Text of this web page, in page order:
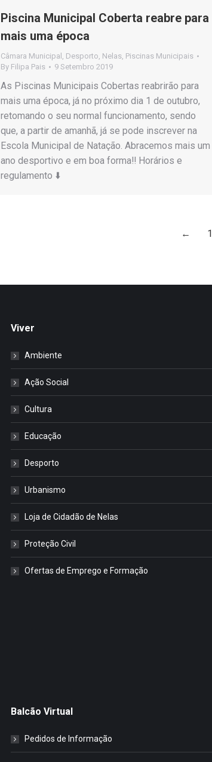
Piscina Municipal Coberta reabre para
mais uma época
Câmara Municipal , Desporto, Nelas, Piscinas Municipais
By Filipa Pais 9 Setembro 2019
As Piscinas Municipais Cobertas reabrirão para
mais uma época, já no próximo dia 1 de outubro,
retomando o seu normal funcionamento, sendo
que, a partir de amanhã, já se pode inscrever na
Escola Municipal de Natação. Abracemos mais um
ano desportivo e em boa forma‼️ Horários e
regulamento ⬇️
← 1
Viver
Ambiente
Ação Social
Cultura
Educação
Desporto
Urbanismo
Loja de Cidadão de Nelas
Proteção Civil
Ofertas de Emprego e Formação
Balcão Virtual
Pedidos de Informação